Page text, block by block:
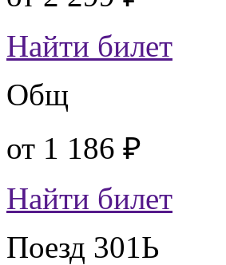
Найти билет
Общ
от 1 186 ₽
Найти билет
Поезд 301Ь